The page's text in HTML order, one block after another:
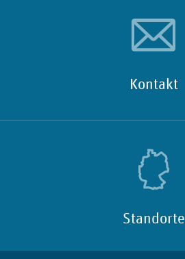
Kontakt
Standorte